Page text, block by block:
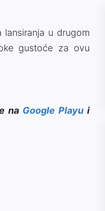
u drugom
gustoće za ovu
na Google Playui